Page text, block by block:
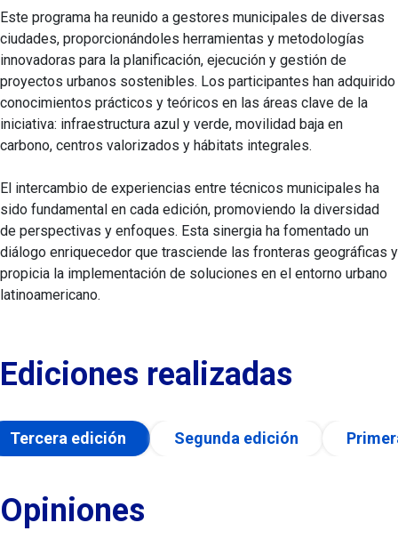
Este programa ha reunido a gestores municipales de diversas
ciudades, proporcionándoles herramientas y metodologías
innovadoras para la planificación, ejecución y gestión de
proyectos urbanos sostenibles. Los participantes han adquirido
conocimientos prácticos y teóricos en las áreas clave de la
iniciativa: infraestructura azul y verde, movilidad baja en
carbono, centros valorizados y hábitats integrales.
El intercambio de experiencias entre técnicos municipales ha
sido fundamental en cada edición, promoviendo la diversidad
de perspectivas y enfoques. Esta sinergia ha fomentado un
diálogo enriquecedor que trasciende las fronteras geográficas y
propicia la implementación de soluciones en el entorno urbano
latinoamericano.
Ediciones realizadas
Tercera edición Segunda edición
Opiniones